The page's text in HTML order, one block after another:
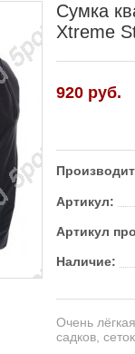
Сумка
Xtreme
920 руб.
Артикул:
Артикул
Наличие:
Очень
садков,